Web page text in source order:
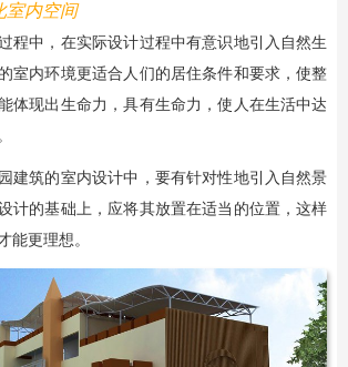
室内空间
程中，在实际设计过程中有意识地引入自然生
室内环境更适合人们的居住条件和要求，使整
体现出生命力，具有生命力，使人在生活中达
建筑的室内设计中，要有针对性地引入自然景
计的基础上，应将其放置在适当的位置，这样
能更理想。